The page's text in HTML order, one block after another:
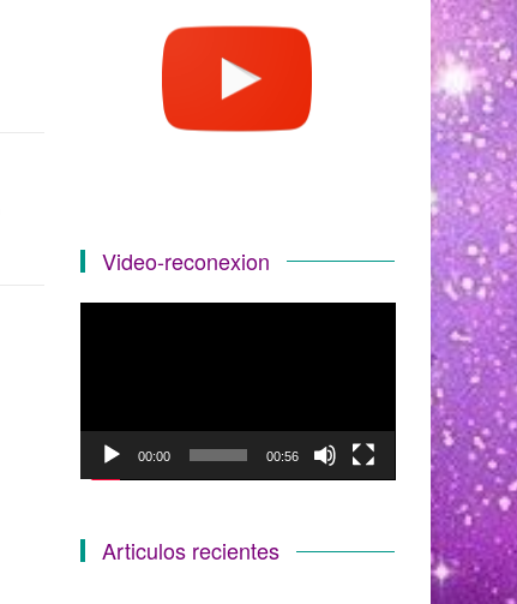
Video-reconexion
00:00 00:56
Articulos recientes